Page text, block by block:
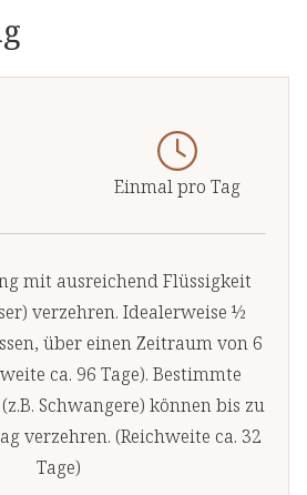
mit eingeschränkter
Eisenaufnahme. Das Besondere
Eisenverbindung ist die
Synergie des Eisens mit der
Aminosäure Glycin, die für eine
bessere Aufnahme im Darm
Stabilität gegenüber der
Magensäure aufweist. Der
enthaltene Pflanzenkomplex
liefert wertvolle sekundäre
Pflanzenstoffe, wie Flavonoide,
Anthocyane, Polyphenole und
Bitterstoffe, die das
Einmal pro Tag
mit ausreichend Flüssigkeit
verzehren. Idealerweise ½
über einen Zeitraum von 6
ca. 96 Tage). Bestimmte
Schwangere) können bis zu
verzehren. (Reichweite ca. 32
Tage)